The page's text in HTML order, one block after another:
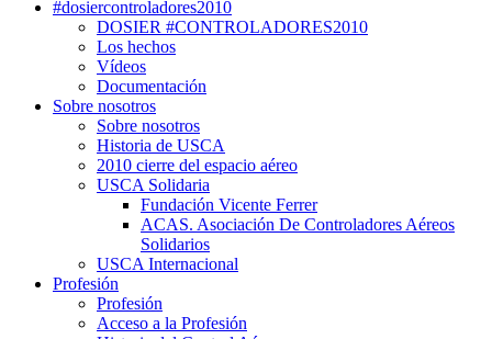
#dosiercontroladores2010
DOSIER #CONTROLADORES2010
Los hechos
Vídeos
Documentación
Sobre nosotros
Sobre nosotros
Historia de USCA
2010 cierre del espacio aéreo
USCA Solidaria
Fundación Vicente Ferrer
ACAS. Asociación De Controladores Aéreos
Solidarios
USCA Internacional
Profesión
Profesión
Acceso a la Profesión